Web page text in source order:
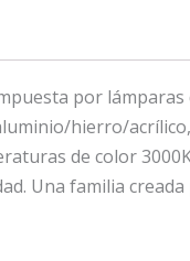
por
hierro/
de color
Una familia